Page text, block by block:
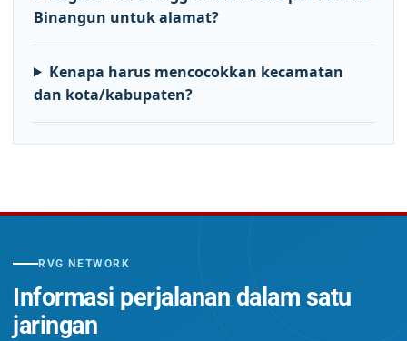
Binangun untuk alamat?
Kenapa harus mencocokkan kecamatan
dan kota/kabupaten?
RVG NETWORK
Informasi perjalanan dalam satu
jaringan